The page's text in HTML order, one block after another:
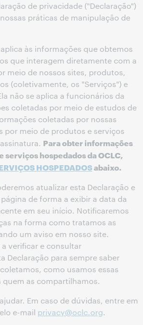
de privacidade ("Declaração")
práticas de manipulação de
às informações que obtemos
que interagem diretamente com a
meio de nossos sites, produtos,
(coletivamente, os "Serviços") e
não se aplica a funcionários da
coletadas por meio de estudos de
coletadas por nossas
por meio de produtos e serviços
Para obter informações
serviços hospedados da OCLC,
HOSPEDADOSabaixo.
atualizar esta Declaração e
de forma a exibir a data da
em seu início. Notificaremos
na forma como tratamos as
um aviso em nosso site.
verificar e consultar
Declaração para sempre saber
como usamos essas
as compartilhamos.
Em caso de dúvidas, entre em
e-mail privacy@oclc.org.